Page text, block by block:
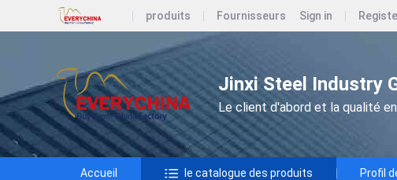
produits Fournisseurs Sign in
Jinxi Steel Industry
Le client d'abord et la qualité
Accueil le catalogue des produits Profil